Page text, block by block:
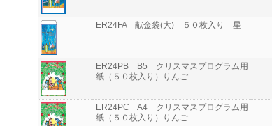
ER24FA 献金袋(大) ５０枚入り 星
ER24PB B5 クリスマスプログラム用
紙（５０枚入り）りんご
ER24PC A4 クリスマスプログラム用
紙（５０枚入り）りんご